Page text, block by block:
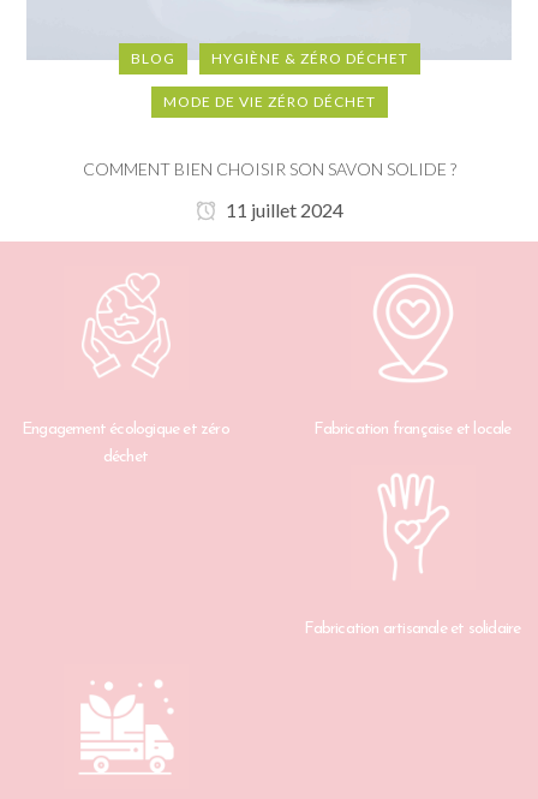
BLOG HYGIÈNE & ZÉRO DÉCHET
MODE DE VIE ZÉRO DÉCHET
COMMENT BIEN CHOISIR SON SAVON SOLIDE ?
11 juillet 2024
Engagement écologique et zéro
déchet
Fabrication française et locale
Fabrication artisanale et solidaire